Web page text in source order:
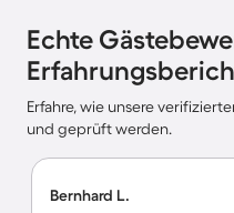
Echte
Erfahre, wie unsere
und geprüft werden.
Bernhard L.